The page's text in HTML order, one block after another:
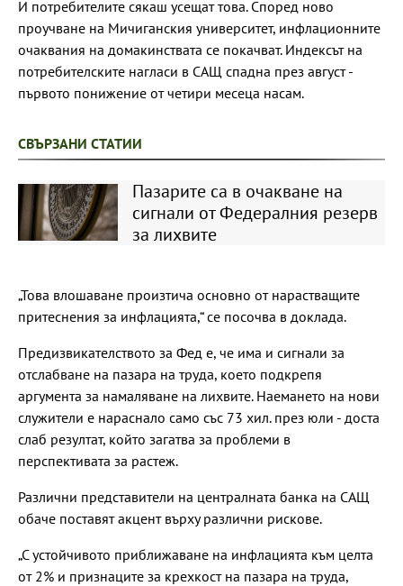
И потребителите сякаш усещат това. Според ново
проучване на Мичиганския университет, инфлационните
очаквания на домакинствата се покачват. Индексът на
потребителските нагласи в САЩ спадна през август -
първото понижение от четири месеца насам.
СВЪРЗАНИ СТАТИИ
Пазарите са в очакване на
сигнали от Федералния резерв
за лихвите
„Това влошаване произтича основно от нарастващите
притеснения за инфлацията,“ се посочва в доклада.
Предизвикателството за Фед е, че има и сигнали за
отслабване на пазара на труда, което подкрепя
аргумента за намаляване на лихвите. Наемането на нови
служители е нараснало само със 73 хил. през юли - доста
слаб резултат, който загатва за проблеми в
перспективата за растеж.
Различни представители на централната банка на САЩ
обаче поставят акцент върху различни рискове.
„С устойчивото приближаване на инфлацията към целта
от 2% и признаците за крехкост на пазара на труда,